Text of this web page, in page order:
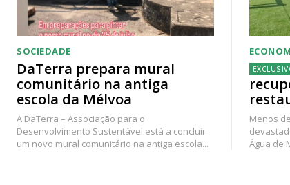
SOCIEDADE
DaTerra prepara mural
comunitário na antiga
escola da Mélvoa
A DaTerra – Associação para o
Desenvolvimento Sustentável está a concluir
um novo mural comunitário na antiga escola...
Menos
Água de